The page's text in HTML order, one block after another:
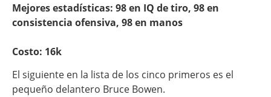
Mejores estadísticas: 98 en IQ de tiro, 98 en
consistencia ofensiva, 98 en manos
Costo: 16k
El siguiente en la lista de los cinco primeros es el
pequeño delantero Bruce Bowen.